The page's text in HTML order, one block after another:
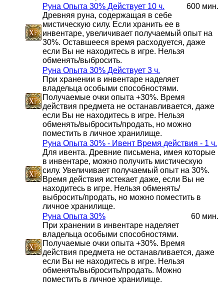
Руна Опыта 30% Действует 10 ч.
600 мин.
Древняя руна, содержащая в себе
мистическую силу. Если хранить ее в
инвентаре, увеличивает получаемый опыт на
30%. Оставшееся время расходуется, даже
если Вы не находитесь в игре. Нельзя
обменять/выбросить.
Руна Опыта 30% Действует 3 ч.
При хранении в инвентаре наделяет
владельца особыми способностями.
Получаемые очки опыта +30%. Время
действия предмета не останавливается, даже
если Вы не находитесь в игре. Нельзя
обменять/выбросить/продать, но можно
поместить в личное хранилище.
Руна Опыта 30% - Ивент Время действия - 1 ч.
Для ивента. Древние письмена, имея которые
в инвентаре, можно получить мистическую
силу. Увеличивает получаемый опыт на 30%.
Время действия истекает даже, если Вы не
находитесь в игре. Нельзя обменять/
выбросить/продать, но можно поместить в
личное хранилище.
Руна Опыта 30%
60 мин.
При хранении в инвентаре наделяет
владельца особыми способностями.
Получаемые очки опыта +30%. Время
действия предмета не останавливается, даже
если Вы не находитесь в игре. Нельзя
обменять/выбросить/продать. Можно
поместить в личное хранилище.